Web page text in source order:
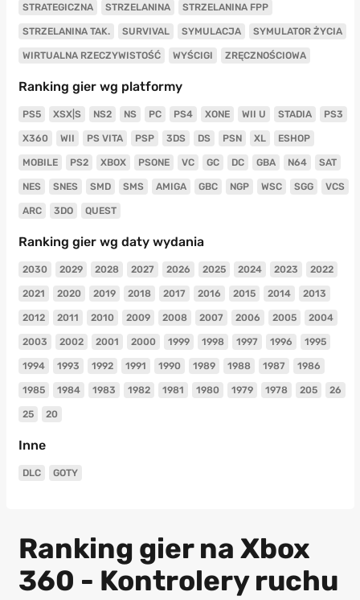
STRATEGICZNA STRZELANINA STRZELANINA FPP
STRZELANINA TAK. SURVIVAL SYMULACJA SYMULATOR ŻYCIA
WIRTUALNA RZECZYWISTOŚĆ WYŚCIGI ZRĘCZNOŚCIOWA
Ranking gier wg platformy
PS5 XSX|S NS2 NS PC PS4 XONE WII U STADIA PS3
X360 WII PS VITA PSP 3DS DS PSN XL ESHOP
MOBILE PS2 XBOX PSONE VC GC DC GBA N64 SAT
NES SNES SMD SMS AMIGA GBC NGP WSC SGG VCS
ARC 3DO QUEST
Ranking gier wg daty wydania
2030 2029 2028 2027 2026 2025 2024 2023 2022
2021 2020 2019 2018 2017 2016 2015 2014 2013
2012 2011 2010 2009 2008 2007 2006 2005 2004
2003 2002 2001 2000 1999 1998 1997 1996 1995
1994 1993 1992 1991 1990 1989 1988 1987 1986
1985 1984 1983 1982 1981 1980 1979 1978 205 26
25 20
Inne
DLC GOTY
Ranking gier na Xbox
360 - Kontrolery ruchu